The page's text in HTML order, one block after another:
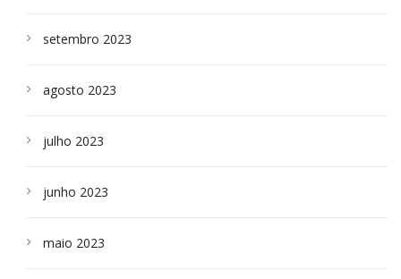
setembro 2023
agosto 2023
julho 2023
junho 2023
maio 2023